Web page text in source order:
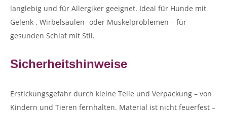
langlebig und für Allergiker geeignet. Ideal für Hunde mit
Gelenk-, Wirbelsäulen- oder Muskelproblemen – für
gesunden Schlaf mit Stil.
Sicherheitshinweise
Erstickungsgefahr durch kleine Teile und Verpackung – von
Kindern und Tieren fernhalten. Material ist nicht feuerfest –